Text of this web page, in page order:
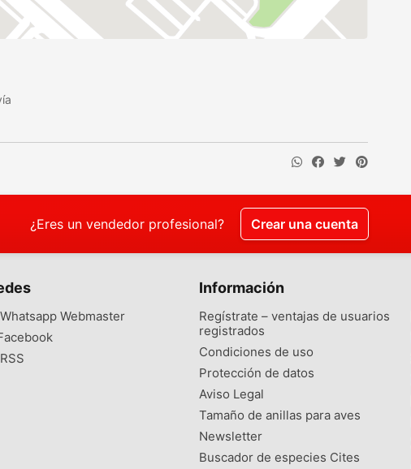
¿Eres un vendedor profesional? Crear una cuenta
Whatsapp Webmaster
RSS
Información
Regístrate – ventajas de usuarios
registrados
Condiciones de uso
Protección de datos
Aviso Legal
Tamaño de anillas para aves
Newsletter
Buscador de especies Cites